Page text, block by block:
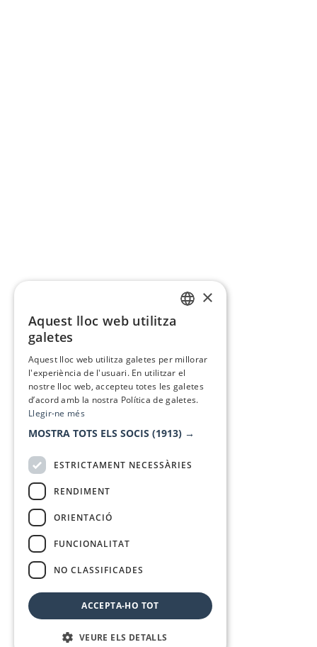
×
Aquest lloc web utilitza
galetes
Aquest lloc web utilitza galetes per millorar
l'experiència de l'usuari. En utilitzar el
nostre lloc web, accepteu totes les galetes
d’acord amb la nostra Política de galetes.
Llegir-ne més
MOSTRA TOTS ELS SOCIS (1913) →
ESTRICTAMENT NECESSÀRIES
RENDIMENT
ORIENTACIÓ
FUNCIONALITAT
NO CLASSIFICADES
ACCEPTA-HO TOT
VEURE ELS DETALLS